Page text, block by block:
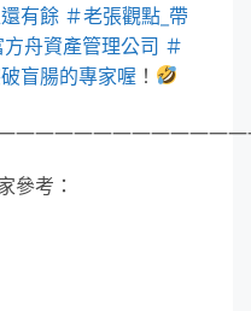
有餘 ＃老張觀點_帶
舟資產管理公司 ＃
盲腸的專家喔 ！
參考：